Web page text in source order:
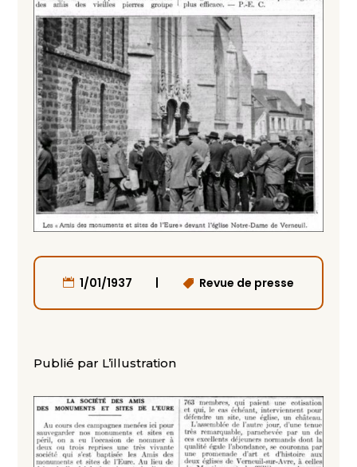
1/01/1937 | Revue de presse
Publié par L’illustration